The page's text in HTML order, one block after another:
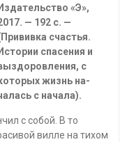
Издательство «Э»,
— 192 с. —
счастья.
Истории спасения и
с
жизнь на­
с начала).
с собой. В то
вилле на тихом